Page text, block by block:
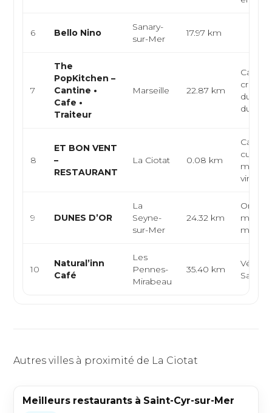
6 Bello Nino
Sanary-
sur-Mer
17.97 km
7
The
PopKitchen –
Cantine •
Cafe •
Traiteur
Marseille 22.87 km
Café-
du
du
8
ET BON VENT
–
RESTAURANT
La Ciotat 0.08 km
Cave
cuisine
vins
9 DUNES D’OR
La
Seyne-
sur-Mer
24.32 km
10
Natural’inn
Café
Les
Pennes-
Mirabeau
35.40 km
Autres villes à proximité de La Ciotat
Meilleurs restaurants à Saint-Cyr-sur-Mer